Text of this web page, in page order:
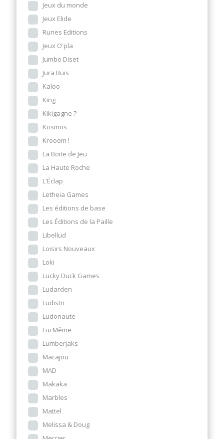
Jeux du monde
Jeux Elide
Runes Editions
Jeux O'pla
Jumbo Diset
Jura Buis
Kaloo
King
Kikigagne ?
Kosmos
Krooom !
La Boite de Jeu
La Haute Roche
L'Éclap
Letheia Games
Les éditions de base
Les Éditions de la Paille
Libellud
Loisirs Nouveaux
Loki
Lucky Duck Games
Ludarden
Ludistri
Ludonaute
Lui Même
Lumberjaks
Macajou
MAD
Makaka
Marbles
Mattel
Melissa & Doug